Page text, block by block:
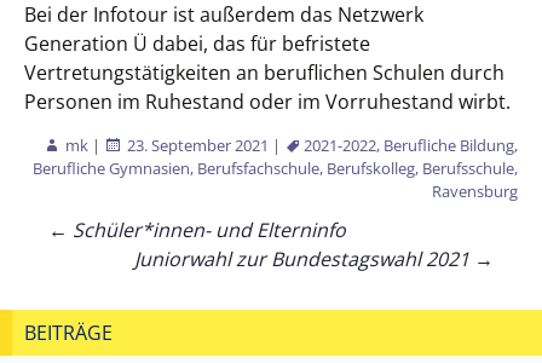
Bei der Infotour ist außerdem das Netzwerk
Generation Ü dabei, das für befristete
Vertretungstätigkeiten an beruflichen Schulen durch
Personen im Ruhestand oder im Vorruhestand wirbt.
mk | 23. September 2021 | 2021-2022, Berufliche Bildung,
Berufliche Gymnasien, Berufsfachschule, Berufskolleg, Berufsschule,
Ravensburg
Beitragsnavigation
← Schüler*innen- und Elterninfo
Juniorwahl zur Bundestagswahl 2021 →
BEITRÄGE